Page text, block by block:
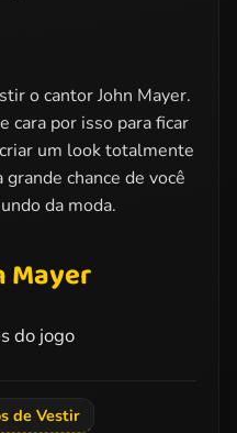
o cantor John Mayer.
cara por isso para ficar
um look totalmente
chance de você
da moda.
Mayer
do jogo
de Vestir